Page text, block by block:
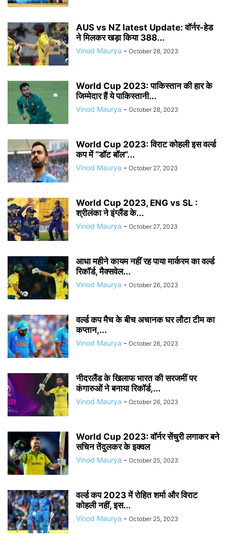
AUS vs NZ latest Update: वॉर्नर-हेड
ने मिलकर खड़ा किया 388...
Vinod Maurya - October 28, 2023
World Cup 2023: पाकिस्तान की हार के
जिम्मेदार हैं ये पाकिस्तानी...
Vinod Maurya - October 28, 2023
World Cup 2023: विराट कोहली इस वर्ल्ड
कप में “डॉट बॉल”...
Vinod Maurya - October 27, 2023
World Cup 2023, ENG vs SL :
श्रीलंका ने इंग्लैंड के...
Vinod Maurya - October 27, 2023
आधा महीने कायम नहीं रह पाया मार्करम का वर्ल्ड
रिकॉर्ड, मैक्सवेल...
Vinod Maurya - October 26, 2023
वर्ल्ड कप मैच के बीच अचानक घर लौटा टीम का
कप्तान,...
Vinod Maurya - October 26, 2023
नीदरलैंड के खिलाफ भारत की सरजमीं पर
कंगारुओं ने बनाया रिकॉर्ड,...
Vinod Maurya - October 26, 2023
World Cup 2023: वॉर्नर सेंचुरी लगाकर बने
सचिन तेंदुलकर के इक्वल
Vinod Maurya - October 25, 2023
वर्ल्ड कप 2023 में रोहित शर्मा और विराट
कोहली नहीं, इस...
Vinod Maurya - October 25, 2023